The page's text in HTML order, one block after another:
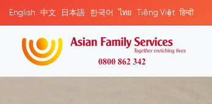
English 中文 日本語 한국어 ไทย Tiếng Việt हिन्दी